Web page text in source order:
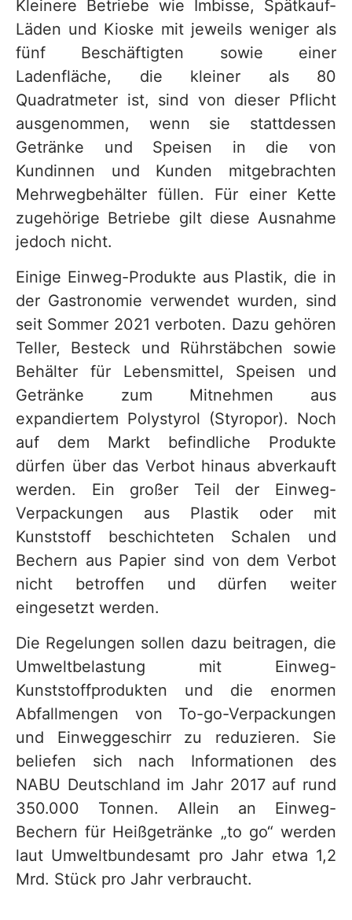
Kleinere Betriebe wie Imbisse, Spätkauf-
Läden und Kioske mit jeweils weniger als
fünf Beschäftigten sowie einer
Ladenfläche, die kleiner als 80
Quadratmeter ist, sind von dieser Pflicht
ausgenommen, wenn sie stattdessen
Getränke und Speisen in die von
Kundinnen und Kunden mitgebrachten
Mehrwegbehälter füllen. Für einer Kette
zugehörige Betriebe gilt diese Ausnahme
jedoch nicht.
Einige Einweg-Produkte aus Plastik, die in
der Gastronomie verwendet wurden, sind
seit Sommer 2021 verboten. Dazu gehören
Teller, Besteck und Rührstäbchen sowie
Behälter für Lebensmittel, Speisen und
Getränke zum Mitnehmen aus
expandiertem Polystyrol (Styropor). Noch
auf dem Markt befindliche Produkte
dürfen über das Verbot hinaus abverkauft
werden. Ein großer Teil der Einweg-
Verpackungen aus Plastik oder mit
Kunststoff beschichteten Schalen und
Bechern aus Papier sind von dem Verbot
nicht betroffen und dürfen weiter
eingesetzt werden.
Die Regelungen sollen dazu beitragen, die
Umweltbelastung mit Einweg-
Kunststoffprodukten und die enormen
Abfallmengen von To-go-Verpackungen
und Einweggeschirr zu reduzieren. Sie
beliefen sich nach Informationen des
NABU Deutschland im Jahr 2017 auf rund
350.000 Tonnen. Allein an Einweg-
Bechern für Heißgetränke „to go“ werden
laut Umweltbundesamt pro Jahr etwa 1,2
Mrd. Stück pro Jahr verbraucht.